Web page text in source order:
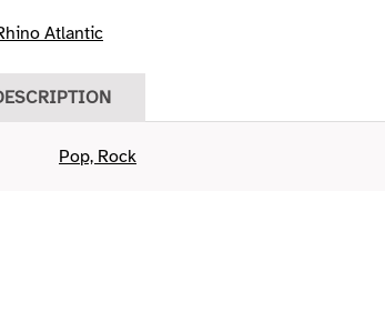
Atlantic
Pop, Rock